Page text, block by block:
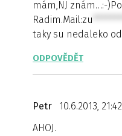
mám,NJ znám…:-
Radim.Mail:zu
taky su nedaleko
ODPOVĚDĚT
Petr
10.6.2013,
AHOJ.